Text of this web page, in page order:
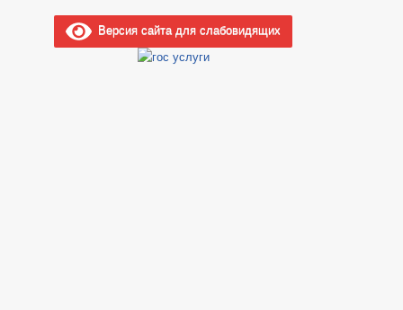
Версия сайта для слабовидящих